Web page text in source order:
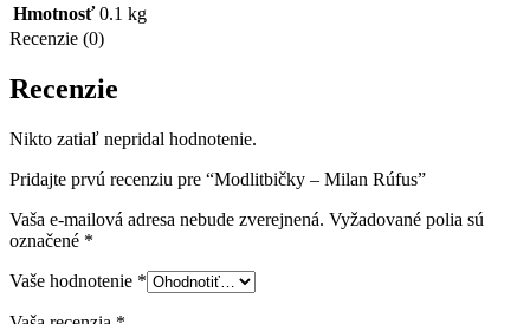
Hmotnosť 0.1 kg
Recenzie (0)
Recenzie
Nikto zatiaľ nepridal hodnotenie.
Pridajte prvú recenziu pre “Modlitbičky – Milan Rúfus”
Vaša e-mailová adresa nebude zverejnená. Vyžadované polia sú
označené *
Vaše hodnotenie *